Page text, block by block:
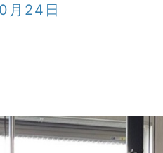
月24日